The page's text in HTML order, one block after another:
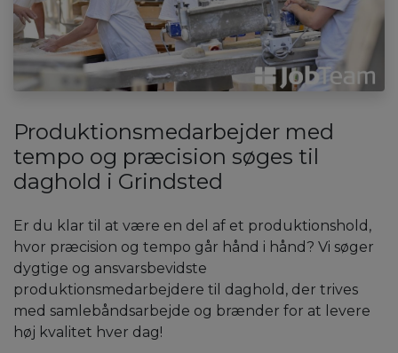
Produktionsmedarbejder med
tempo og præcision søges til
daghold i Grindsted
Er du klar til at være en del af et produktionshold,
hvor præcision og tempo går hånd i hånd? Vi søger
dygtige og ansvarsbevidste
produktionsmedarbejdere til daghold, der trives
med samlebåndsarbejde og brænder for at levere
høj kvalitet hver dag!